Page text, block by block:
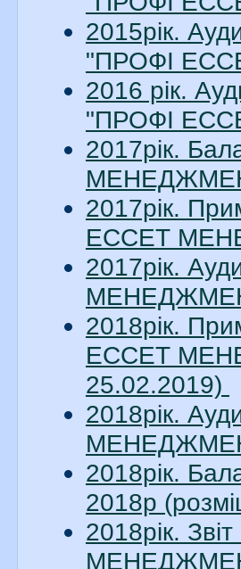
2015рік.
"ПРОФІ
2016 рік.
"ПРОФІ
2017рік.
2017рік.
ЕССЕТ
2017рік.
2018рік.
ЕССЕТ
25.02.2019)
2018рік.
2018рік.
2018р
2018рік.